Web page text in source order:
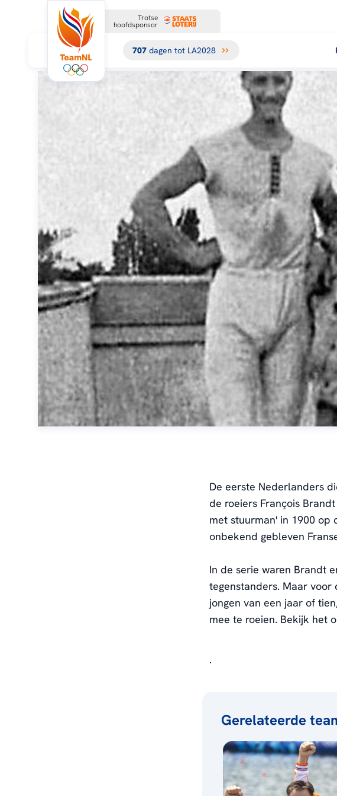
Trotse
hoofdsponsor
707 dagen tot LA2028
De eerste Nederlanders
de roeiers François
met stuurman' in 1900 op
onbekend gebleven
In de serie waren Brandt
tegenstanders. Maar voor
jongen van een jaar of
mee te roeien. Bekijk het
.
Gerelateerde